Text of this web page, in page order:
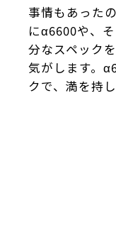
事情もあった
にα6600や、
分なスペック
気がします。
クで、満を持